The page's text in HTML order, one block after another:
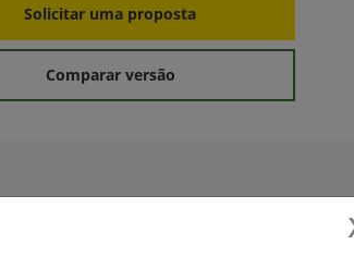
Solicitar uma proposta
Comparar versão